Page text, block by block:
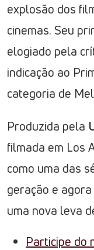
explosão dos
cinemas. Seu
elogiado pela
indicação ao
categoria de
Produzida pela
filmada em Los
como uma das
geração e
uma nova leva
Participe do